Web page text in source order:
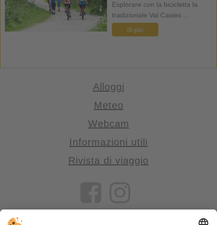
Esplorare con la bicicletta la
tradizionale Val Casies ...
di più
Alloggi
Meteo
Webcam
Informazioni utili
Rivista di viaggio